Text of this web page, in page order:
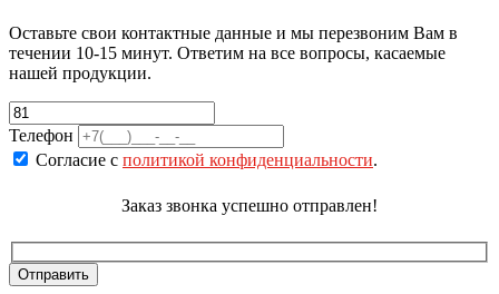
Оставьте свои контактные данные и мы перезвоним Вам в
течении 10-15 минут. Ответим на все вопросы, касаемые
нашей продукции.
Телефон
Согласие с политикой конфиденциальности.
Заказ звонка успешно отправлен!